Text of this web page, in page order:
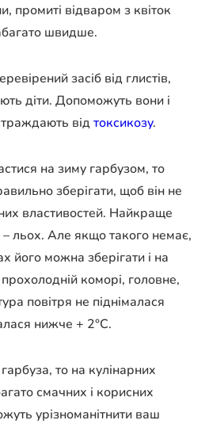
промиті відваром з квіток
швидше.
засіб від глистів,
діти. Допоможуть вони і
відтоксикозу.
на зиму гарбузом, то
зберігати, щоб він не
властивостей. Найкраще
– льох. Але якщо такого немає,
його можна зберігати і на
коморі, головне,
повітря не піднімалася
нижче + 2°С.
то на кулінарних
смачних і корисних
урізноманітнити ваш